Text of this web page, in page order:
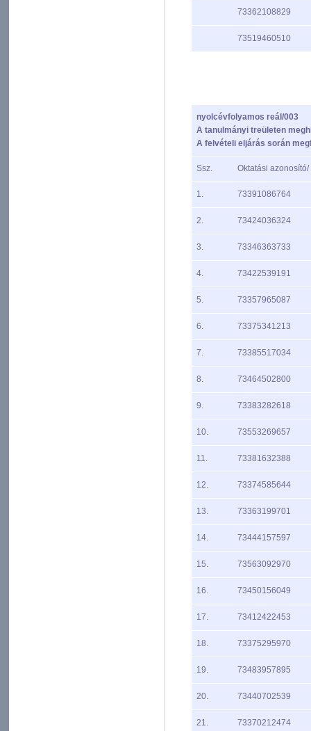
73362108829
73519460510
nyolcévfolyamos reál/003
A tanulmányi treületen
A felvételi eljárás során
Ssz. Oktatási
1. 73391086764
2. 73424036324
3. 73346363733
4. 73422539191
5. 73357965087
6. 73375341213
7. 73385517034
8. 73464502800
9. 73383282618
10. 73553269657
11. 73381632388
12. 73374585644
13. 73363199701
14. 73444157597
15. 73563092970
16. 73450156049
17. 73412422453
18. 73375295970
19. 73483957895
20. 73440702539
21. 73370212474